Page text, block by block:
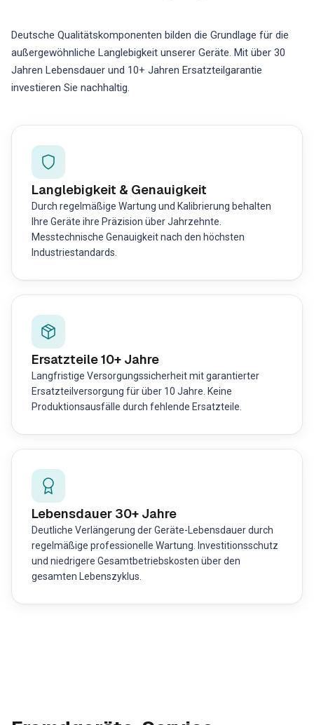
Deutsche Qualitätskomponenten bilden die Grundlage für die
außergewöhnliche Langlebigkeit unserer Geräte. Mit über 30
Jahren Lebensdauer und 10+ Jahren Ersatzteilgarantie
investieren Sie nachhaltig.
Langlebigkeit & Genauigkeit
Durch regelmäßige Wartung und Kalibrierung behalten
Ihre Geräte ihre Präzision über Jahrzehnte.
Messtechnische Genauigkeit nach den höchsten
Industriestandards.
Ersatzteile 10+ Jahre
Langfristige Versorgungssicherheit mit garantierter
Ersatzteilversorgung für über 10 Jahre. Keine
Produktionsausfälle durch fehlende Ersatzteile.
Lebensdauer 30+ Jahre
Deutliche Verlängerung der Geräte-Lebensdauer durch
regelmäßige professionelle Wartung. Investitionsschutz
und niedrigere Gesamtbetriebskosten über den
gesamten Lebenszyklus.